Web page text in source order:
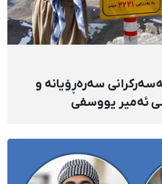
دەسبەسەرکرانی سەرەڕۆیانە و
ئەمیر یووسفی